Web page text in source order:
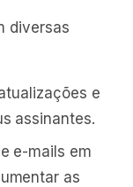
diversas
e
assinantes.
e-mails em
as